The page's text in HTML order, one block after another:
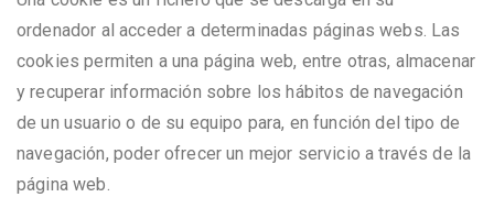
ordenador al acceder a determinadas páginas webs. Las
cookies permiten a una página web, entre otras, almacenar
y recuperar información sobre los hábitos de navegación
de un usuario o de su equipo para, en función del tipo de
navegación, poder ofrecer un mejor servicio a través de la
página web.